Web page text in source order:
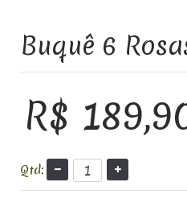
Buquê 6
R$
Qtd: